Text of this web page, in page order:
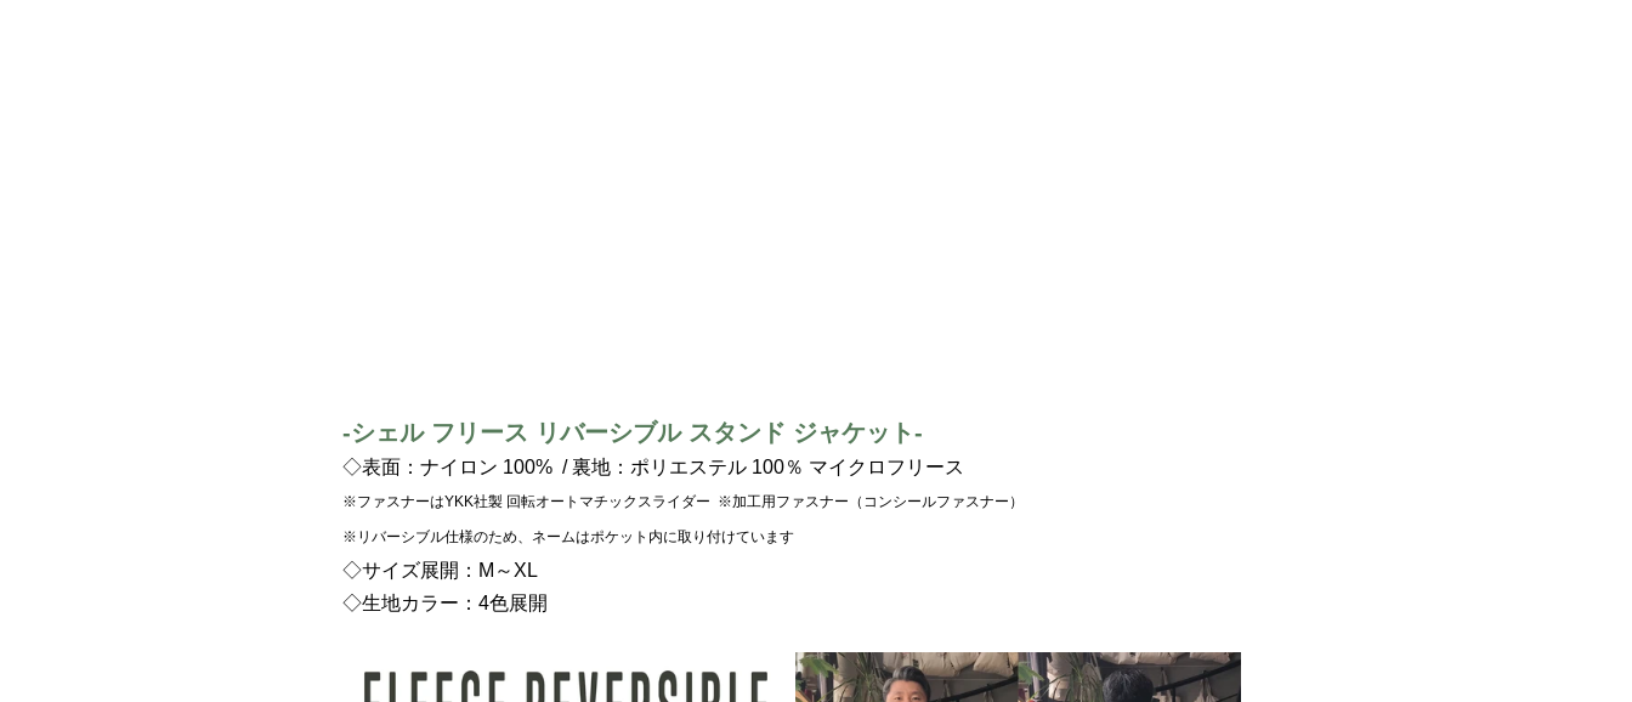
-シェル フリース リバーシブル スタンド ジャケット-
◇表面：ナイロン 100%  / 裏地：ポリエステル 100％ マイクロフリース
※ファスナーはYKK社製 回転オートマチックスライダー  ※加工用ファスナー（コンシールファスナー）
※リバーシブル仕様のため、ネームはポケット内に取り付けています
◇サイズ展開：M～XL
◇生地カラー：4色展開